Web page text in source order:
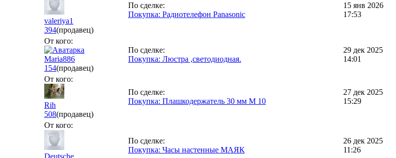
valeriya1
394(продавец)
По сделке:
Покупка: Радиотелефон Panasonic
15 янв 2026
17:53
От кого:
Maria886
154(продавец)
По сделке:
Покупка: Люстра ,светодиодная.
29 дек 2025
14:01
От кого:
Rih
508(продавец)
По сделке:
Покупка: Плашкодержатель 30 мм М 10
27 дек 2025
15:29
От кого:
Deutsche
По сделке:
Покупка: Часы настенные МАЯК
26 дек 2025
11:26